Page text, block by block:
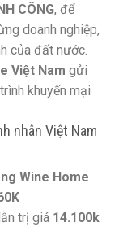
CÔNG, để
doanh nghiệp,
của đất nước.
Việt Nam gửi
khuyến mại
nhân Việt Nam
trị giá 14.100k